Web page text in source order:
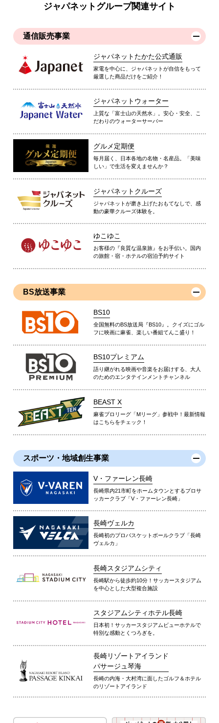
ジャパネットグループ関連サイト
通信販売事業
ジャパネットたかた公式通販
家電を中心に、ジャパネットが自信をもって
厳選した商品だけをご紹介！
ジャパネットウォーター
上質な「富士山の天然水」。安心・安全、こ
だわりのウォーターサーバー
グルメ定期便
毎月届く、日本各地の名物・名産品。「美味
しい」で生活を変えませんか？
ジャパネットクルーズ
ジャパネットが磨き上げたおもてなしで、感
動の豪華クルーズ体験を。
ゆこゆこ
お客様の『良質な温泉旅』をお手伝い。国内
の旅館・宿・ホテルの宿泊予約サイト
BS放送事業
BS10
全国無料のBS放送局『BS10』。クイズにゴル
フに映画に麻雀、楽しい番組てんこ盛り！
BS10プレミアム
語り継がれる映画や音楽をお届けする、大人
のためのエンタテインメントチャンネル
BEAST X
麻雀プロリーグ「Mリーグ」参戦中！最新情報
はこちらをチェック！
スポーツ・地域創生事業
V・ファーレン長崎
長崎県内21市町をホームタウンとするプロサ
ッカークラブ「V・ファーレン長崎」
長崎ヴェルカ
長崎初のプロバスケットボールクラブ「長崎
ヴェルカ」
長崎スタジアムシティ
長崎駅から徒歩約10分！サッカースタジアム
を中心とした大型複合施設
スタジアムシティホテル長崎
日本初！サッカースタジアムビューホテルで
特別な感動とくつろぎを。
長崎リゾートアイランド
パサージュ琴海
長崎の内海・大村湾に面したゴルフ＆ホテル
のリゾートアイランド